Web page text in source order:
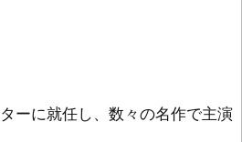
ーに就任し、数々の名作で主演